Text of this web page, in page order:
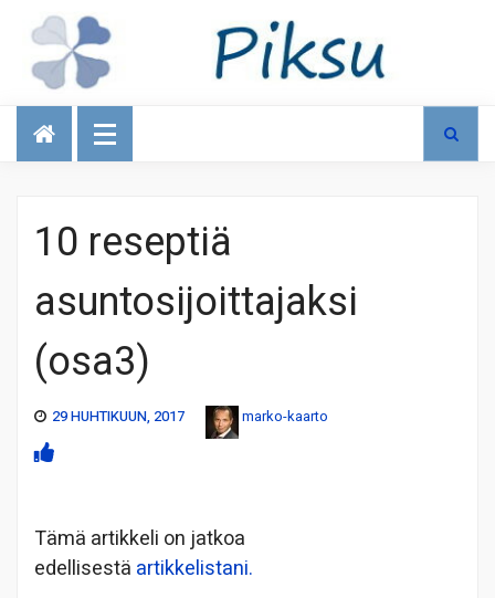
Talous
10 reseptiä
asuntosijoittajaksi
(osa3)
29 HUHTIKUUN, 2017 marko-kaarto
Tämä artikkeli on jatkoa
edellisestä artikkelistani.